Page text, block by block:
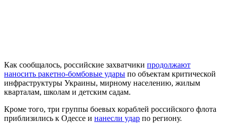
Как сообщалось, российские захватчики продолжают
наносить ракетно-бомбовые удары по объектам критической
инфраструктуры Украины, мирному населению, жилым
кварталам, школам и детским садам.
Кроме того, три группы боевых кораблей российского флота
приблизились к Одессе и нанесли удар по региону.